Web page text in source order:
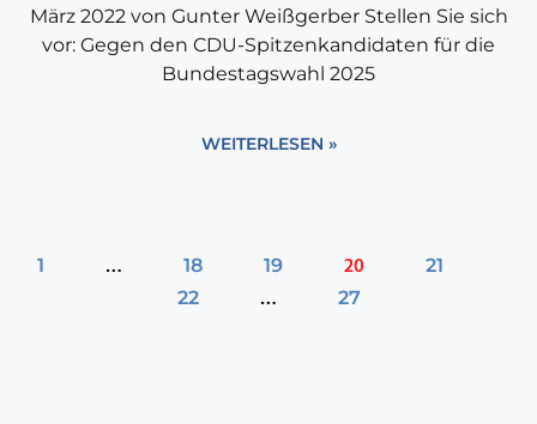
März 2022 von Gunter Weißgerber Stellen Sie sich
vor: Gegen den CDU-Spitzenkandidaten für die
Bundestagswahl 2025
WEITERLESEN »
1 … 18 19 20
21
22
… 27